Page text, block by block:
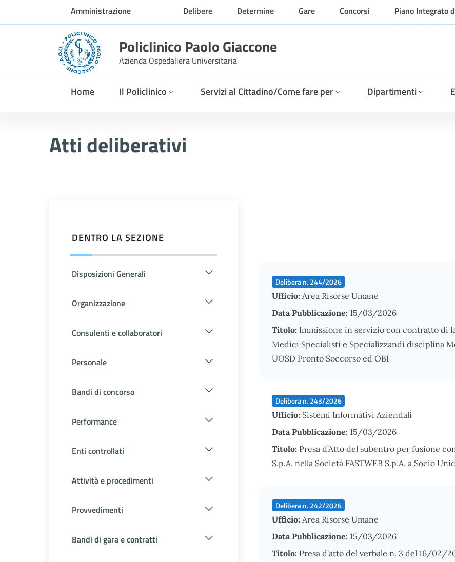
Skip to Main ContentAmministrazione
trasparente
Delibere Determine Gare Concorsi
Piano Integrato
Organizzazione
Policlinico Paolo Giaccone
Azienda Ospedaliera Universitaria
Home Il Policlinico Servizi al Cittadino/Come fare per Dipartimenti
Atti deliberativi
DENTRO LA SEZIONE
Disposizioni Generali
Organizzazione
Consulenti e collaboratori
Personale
Bandi di concorso
Performance
Enti controllati
Attività e procedimenti
Provvedimenti
Bandi di gara e contratti
Delibera n. 244/2026
Ufficio: Area Risorse Umane
Data Pubblicazione: 15/03/2026
Titolo: Immissione in servizio con contratto di
Medici Specialisti e Specializzandi disciplina
UOSD Pronto Soccorso ed OBI
Delibera n. 243/2026
Ufficio: Sistemi Informativi Aziendali
Data Pubblicazione: 15/03/2026
Titolo: Presa d’Atto del subentro per fusione
S.p.A. nella Società FASTWEB S.p.A. a Socio
Delibera n. 242/2026
Ufficio: Area Risorse Umane
Data Pubblicazione: 15/03/2026
Titolo: Presa d'atto del verbale n. 3 del 16/02/